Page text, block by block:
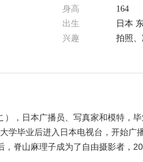
身高
164
出生
日本
兴趣
拍照
），日本广播员、写真家和模特，
学毕业后进入日本电视台，开始广
脊山麻理子成为了自由摄影者，